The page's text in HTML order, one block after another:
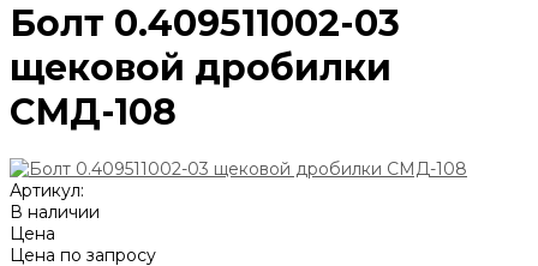
Болт 0.409511002-03
щековой дробилки
СМД-108
Артикул:
В наличии
Цена
Цена по запросу